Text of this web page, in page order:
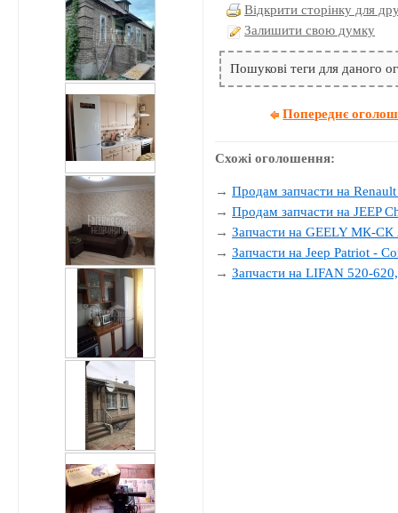
Відкрити сторінку для
Залишити свою думку
Пошукові теги для даного
Попереднє
Схожі оголошення:
→Продам запчасти на
→Продам запчасти на JEEP
→Запчасти на GEELY МК-СК
→Запчасти на Jeep Patriot -
→Запчасти на LIFAN 520-